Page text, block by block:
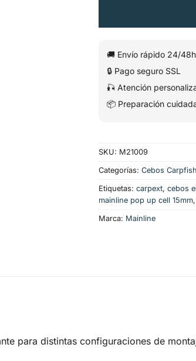
🚚 Envío rápido 24/48h
🔒 Pago seguro SSL
🎣 Atención
📦 Preparación
SKU: M21009
Categorías: Cebos
Etiquetas: carpext, cebos
mainline pop up cell 15mm,
Marca: Mainline
para distintas configuraciones de